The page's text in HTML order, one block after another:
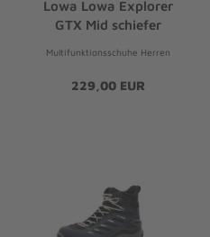
Lowa Lowa Explorer
GTX Mid schiefer
Multifunktionsschuhe Herren
229,00 EUR